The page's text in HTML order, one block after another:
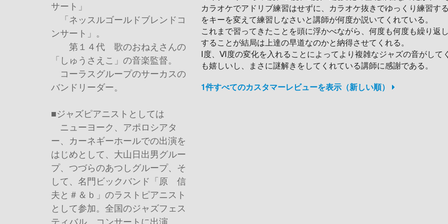
サート」
「ネッスルゴールドブレンドコ
ンサート」。
第１４代 歌のおねえさんの
「しゅうさえこ」の音楽監督。
コーラスグループのサーカスの
バンドリーダー。
■ジャズピアニストとしては
ニューヨーク、アポロシアタ
ー、カーネギーホールでの出演を
はじめとして、大山日出男グルー
プ、つづらのあつしグループ、そ
して、名門ビックバンド「原 信
夫と＃＆ｂ」のラストピアニスト
として参加。全国のジャズフェス
ティバル、コンサートに出演
カラオケでアドリブ練習はせずに、カラオケ抜きでゆっくり練習す
をキーを変えて練習しなさいと講師が何度か説いてくれている。
これまで習ってきたことを頭に浮かべながら、何度も何度も繰り返
することが結局は上達の早道なのかと納得させてくれる。
Ⅰ度、Ⅵ度の変化を入れることによってより複雑なジャズの音がして
も嬉しいし、まさに謎解きをしてくれている講師に感謝である。
1件すべてのカスタマーレビューを表示（新しい順）